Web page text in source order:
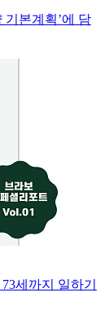
기본계획’에 담
세까지 일하기